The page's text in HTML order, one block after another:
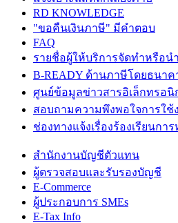
RD KNOWLEDGE
"ขอคืนเงินภาษี" มีคำตอบ
FAQ
รายชื่อผู้ให้บริการจัดทำหรือ
B-READY ด้านภาษีโดยธนาค
ศูนย์ข้อมูลข่าวสารอิเล็กทรอ
สอบถามความพึงพอใจการใช้
ช่องทางแจ้งเรื่องร้องเรียนก
สำนักงานบัญชีตัวแทน
ผู้ตรวจสอบและรับรองบัญชี
E-Commerce
ผู้ประกอบการ SMEs
E-Tax Info